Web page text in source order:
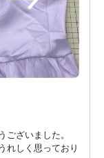
ざいました。
れしく思っており